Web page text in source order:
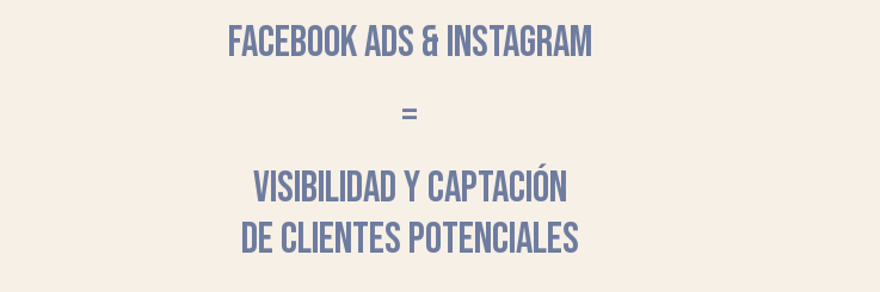
FACEBOOK ADS & INSTAGRAM
=
VISIBILIDAD Y CAPTACIÓN
DE CLIENTES POTENCIALES